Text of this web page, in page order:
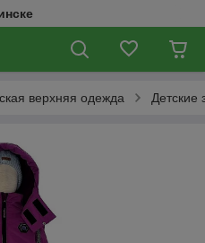
верхняя одежда Детские